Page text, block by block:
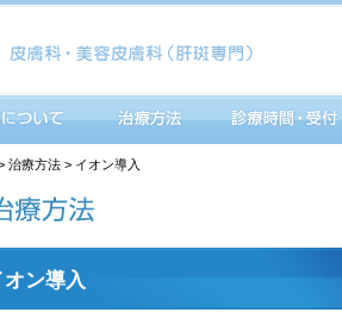
治療方法 > イオン導入
オン導入